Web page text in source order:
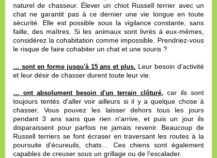
naturel de chasseur. Élever un chiot Russell terrier avec un
chat ne garantit pas à ce dernier une vie longue en toute
sécurité. Elle est possible sous la vigilance constante, sans
faille, des maîtres. Si les animaux sont livrés à eux-mêmes,
considérez la cohabitation comme impossible. Prendriez-vous
le risque de faire cohabiter un chat et une souris ?
… sont en forme jusqu'à 15 ans et plus. Leur besoin d'activité
et leur désir de chasser durent toute leur vie.
… ont absolument besoin d'un terrain clôturé, car ils sont
toujours tentés d'aller voir ailleurs si il y a quelque chose à
chasser. Vous pouvez les laisser dehors tous les jours
pendant 3 ans sans que rien n'arrive, et puis un jour ils
disparaissent pour parfois ne jamais revenir. Beaucoup de
Russell terriers se font écraser en traversant les routes à la
poursuite d'écureuils, chats… Ces chiens sont également
capables de creuser sous un grillage ou de l'escalader.